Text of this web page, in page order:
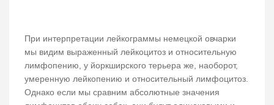
При интерпретации лейкограммы немецкой овчарки
мы видим выраженный лейкоцитоз и относительную
лимфопению, у йоркширского терьера же, наоборот,
умеренную лейкопению и относительный лимфоцитоз.
Однако если мы сравним абсолютные значения